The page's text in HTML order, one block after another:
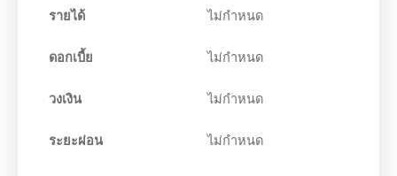
รายได้ ไม่กำหนด
ดอกเบี้ย ไม่กำหนด
วงเงิน ไม่กำหนด
ระยะผ่อน ไม่กำหนด